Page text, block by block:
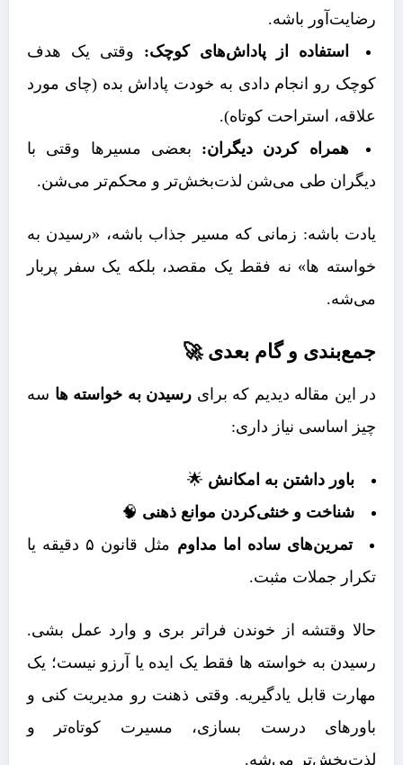
رضایت‌آور باشه.
استفاده از پاداش‌های کوچک: وقتی یک هدف
کوچک رو انجام دادی به خودت پاداش بده (چای مورد
علاقه، استراحت کوتاه).
همراه کردن دیگران: بعضی مسیرها وقتی با
دیگران طی می‌شن لذت‌بخش‌تر و محکم‌تر می‌شن.
یادت باشه: زمانی که مسیر جذاب باشه، «رسیدن به
خواسته ها» نه فقط یک مقصد، بلکه یک سفر پربار
می‌شه.
جمع‌بندی و گام بعدی 🚀
در این مقاله دیدیم که برای رسیدن به خواسته ها سه
چیز اساسی نیاز داری:
باور داشتن به امکانش 🌟
شناخت و خنثی‌کردن موانع ذهنی 🧠
تمرین‌های ساده اما مداوم
مثل قانون ۵ دقیقه یا
تکرار جملات مثبت.
حالا وقتشه از خوندن فراتر بری و وارد عمل بشی.
رسیدن به خواسته ها فقط یک ایده یا آرزو نیست؛ یک
مهارت قابل یادگیریه. وقتی ذهنت رو مدیریت کنی و
باورهای درست بسازی، مسیرت کوتاه‌تر و
لذت‌بخش‌تر می‌شه.